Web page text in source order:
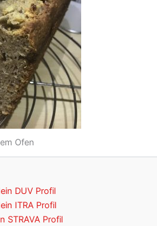
Ofen
DUV Profil
ITRA Profil
STRAVA Profil